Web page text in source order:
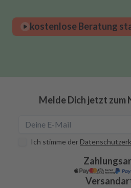
kostenlose Beratung
Melde Dich jetzt zum
Ich stimme der